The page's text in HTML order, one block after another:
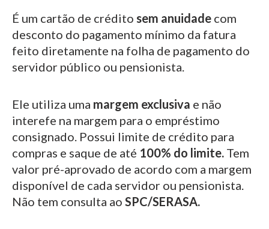
É um cartão de crédito sem anuidade com
desconto do pagamento mínimo da fatura
feito diretamente na folha de pagamento do
servidor público ou pensionista.
Ele utiliza uma margem exclusiva e não
interefe na margem para o empréstimo
consignado. Possui limite de crédito para
compras e saque de até 100% do limite. Tem
valor pré-aprovado de acordo com a margem
disponível de cada servidor ou pensionista.
Não tem consulta ao SPC/SERASA.